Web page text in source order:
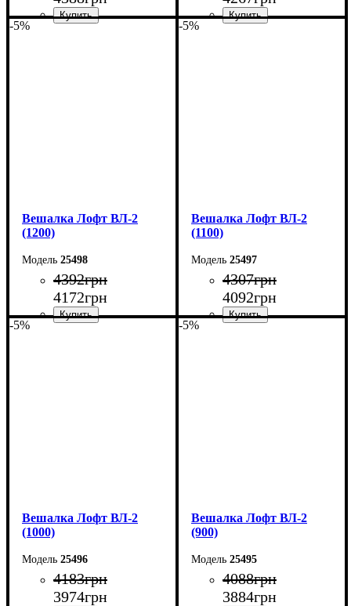
-5%
Вешалка Лофт ВЛ-2
(1200)
25498
4392грн
4172грн
-5%
Вешалка Лофт ВЛ-2
(1100)
25497
4307грн
4092грн
-5%
Вешалка Лофт ВЛ-2
(1000)
25496
4183грн
3974грн
-5%
Вешалка Лофт ВЛ-2
(900)
25495
4088грн
3884грн